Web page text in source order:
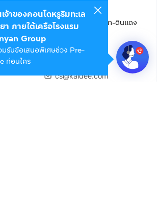
สกายไนน์ เซ็นเตอร์ ชั้น 22 ถนนอโศก-ดินแดง
ส จำกัด (สำนักงานใหญ่)
cs@kaidee.com
เจ้าของคอนโดหรูริมทะเล
า ภายใต้เครือโรงแรม
Group
รับข้อเสนอพิเศษช่วง Pre-
ก่อนใคร